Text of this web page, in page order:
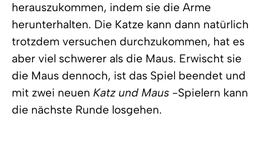
herauszukommen, indem sie die Arme
herunterhalten. Die Katze kann dann natürlich
trotzdem versuchen durchzukommen, hat es
aber viel schwerer als die Maus. Erwischt sie
die Maus dennoch, ist das Spiel beendet und
mit zwei neuen Katz und Maus -Spielern kann
die nächste Runde losgehen.